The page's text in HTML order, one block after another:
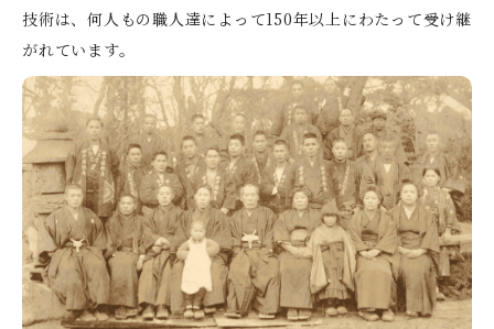
技術は、何人もの職人達によって150年以上にわたって受け継
がれています。